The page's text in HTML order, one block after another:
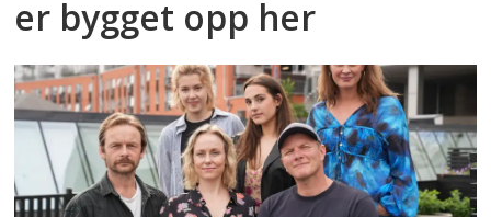
er bygget opp her